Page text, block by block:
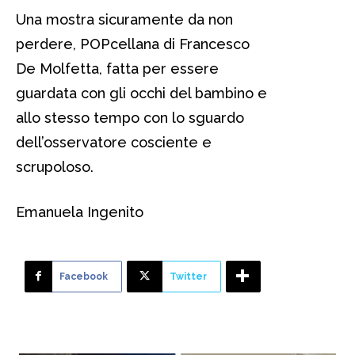
Una mostra sicuramente da non
perdere, POPcellana di Francesco
De Molfetta, fatta per essere
guardata con gli occhi del bambino e
allo stesso tempo con lo sguardo
dell’osservatore cosciente e
scrupoloso.
Emanuela Ingenito
Facebook Twitter